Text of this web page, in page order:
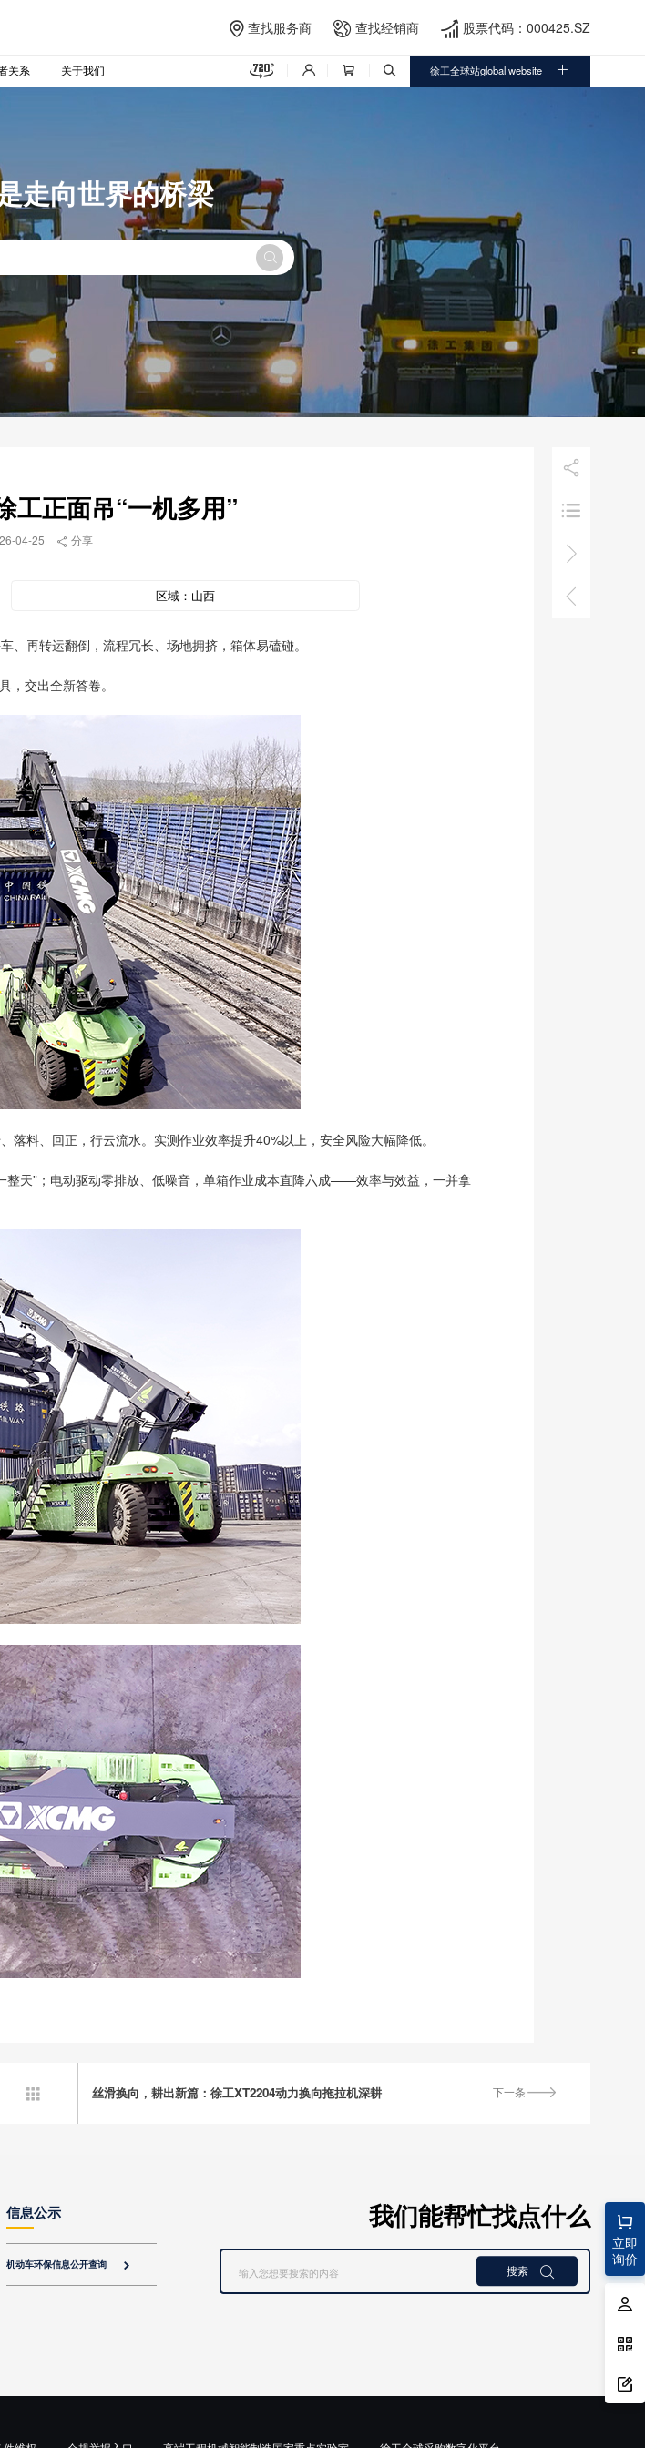
 查找服务商  查找经销商  股票代码：000425.SZ
关系 关于我们     徐工全球站global website 
走向世界的桥梁





工正面吊“一机多用”
04-25  分享
区域： 山西
再转运翻倒，流程冗长、场地拥挤，箱体易磕碰。
，交出全新答卷。
料、回正，行云流水。实测作业效率提升40%以上，安全风险大幅降低。
天”；电动驱动零排放、低噪音，单箱作业成本直降六成——效率与效益，一并拿
下一条
丝滑换向，耕出新篇：徐工XT2204动力换向拖拉机深耕

立即
询价
信息公示
机动车环保信息公开查询 
我们能帮忙找点什么
搜索 